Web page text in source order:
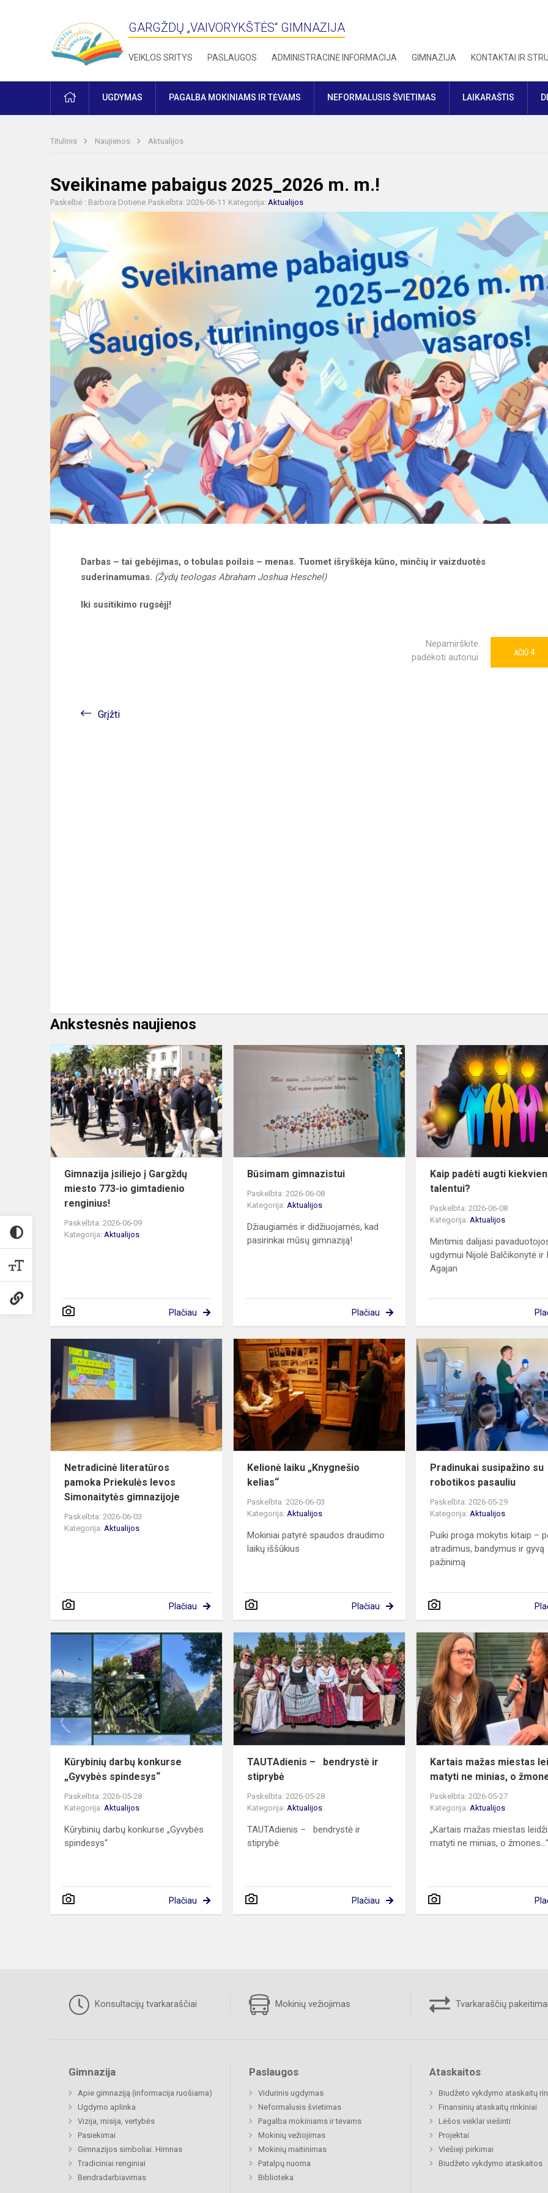
GARGŽDŲ „VAIVORYKŠTĖS“ GIMNAZIJA
VEIKLOS SRITYS PASLAUGOS ADMINISTRACINĖ INFORMACIJA GIMNAZIJA KONTAKTAI IR
PRADŽIAUGDYMAS PAGALBA MOKINIAMS IR TĖVAMS NEFORMALUSIS ŠVIETIMAS LAIKARAŠTIS
Titulinis Naujienos Aktualijos
Sveikiname pabaigus 2025_2026 m. m.!
Paskelbė : Barbora Dotiene Paskelbta: 2026-06-11 Kategorija: Aktualijos
Darbas – tai gebėjimas, o tobulas poilsis – menas. Tuomet išryškėja kūno, minčių ir vaizduotės
suderinamumas. (Žydų teologas Abraham Joshua Heschel)
Iki susitikimo rugsėjį!
Nepamirškite
padėkoti autoriui
AČIŪ 4
Grįžti
Ankstesnės naujienos
Gimnazija
įsiliejo
į
Gargždų
miesto
773-
io
gimtadienio
Gimnazija įsiliejo į Gargždų
miesto 773-io gimtadienio
renginius!
Paskelbta: 2026-06-09
Kategorija: Aktualijos
Plačiau
Būsimam
gimnazistui
Būsimam gimnazistui
Paskelbta: 2026-06-08
Kategorija:Aktualijos
Džiaugiamės ir didžiuojamės, kad
pasirinkai mūsų gimnaziją!
Plačiau
Kaip padėti augti
talentui?
Paskelbta: 2026-06-08
Kategorija:Aktualijos
Mintimis dalijasi
ugdymui Nijolė Balčikonytė ir
Agajan
Netradicinė
literatūros
pamoka
Priekulės
Ievos
Simonaitytės...
Netradicinė literatūros
pamoka Priekulės Ievos
Simonaitytės gimnazijoje
Paskelbta: 2026-06-03
Kategorija: Aktualijos
Plačiau
Kelionė
laiku
„Knygnešio
kelias“
Kelionė laiku „Knygnešio
kelias“
Paskelbta: 2026-06-03
Kategorija:Aktualijos
Mokiniai patyrė spaudos draudimo
laikų iššūkius
Plačiau
Pradinukai susipažino su
robotikos pasauliu
Paskelbta: 2026-05-29
Kategorija:Aktualijos
Puiki proga mokytis kitaip –
atradimus, bandymus ir gyvą
pažinimą
Kūrybinių
darbų
konkurse
„Gyvybės
spindesys“
Kūrybinių darbų konkurse
„Gyvybės spindesys“
Paskelbta: 2026-05-28
Kategorija: Aktualijos
Kūrybinių darbų konkurse „Gyvybės
spindesys“
Plačiau
TAUTAdienis
–
bendrystė
ir
stiprybė
TAUTAdienis – bendrystė ir
stiprybė
Paskelbta: 2026-05-28
Kategorija: Aktualijos
TAUTAdienis – bendrystė ir
stiprybė
Plačiau
Kartais mažas miestas
matyti ne minias, o
Paskelbta: 2026-05-27
Kategorija: Aktualijos
„Kartais mažas miestas
matyti ne minias, o žmones...“
Konsultacijų tvarkaraščiai Mokinių vežiojimas Tvarkaraščių pakeitimai
Gimnazija
Apie gimnaziją (informacija ruošiama)
Ugdymo aplinka
Vizija, misija, vertybės
Pasiekimai
Gimnazijos simboliai. Himnas
Tradiciniai renginiai
Bendradarbiavimas
Paslaugos
Vidurinis ugdymas
Neformalusis švietimas
Pagalba mokiniams ir tėvams
Mokinių vežiojimas
Mokinių maitinimas
Patalpų nuoma
Biblioteka
Ataskaitos
Biudžeto vykdymo ataskaitų
Finansinių ataskaitų rinkiniai
Lėšos veiklai viešinti
Projektai
Viešieji pirkimai
Biudžeto vykdymo ataskaitos